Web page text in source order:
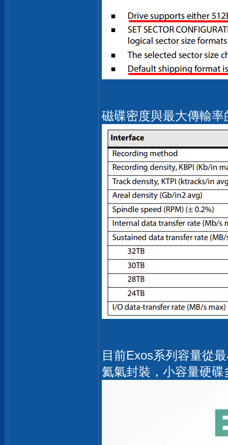
磁碟密度與最大傳輸
目前Exos系列容量從
氦氣封裝，小容量硬